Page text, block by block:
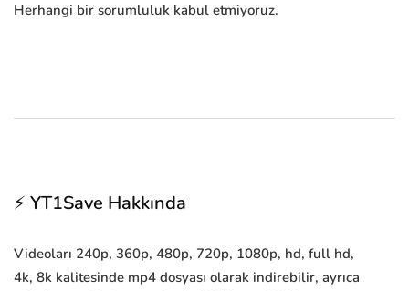
Herhangi bir sorumluluk kabul etmiyoruz.
⚡ YT1Save Hakkında
Videoları 240p, 360p, 480p, 720p, 1080p, hd, full hd,
4k, 8k kalitesinde mp4 dosyası olarak indirebilir, ayrıca